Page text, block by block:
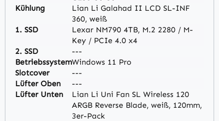
Kühlung
Lian Li Galahad II LCD SL-INF
360, weiß
1. SSD
Lexar NM790 4TB, M.2 2280 / M-
Key / PCIe 4.0 x4
2. SSD
---
BetriebssystemWindows 11 Pro
Slotcover
---
Lüfter Oben
---
Lüfter Unten
Lian Li Uni Fan SL Wireless 120
ARGB Reverse Blade, weiß, 120mm,
3er-Pack